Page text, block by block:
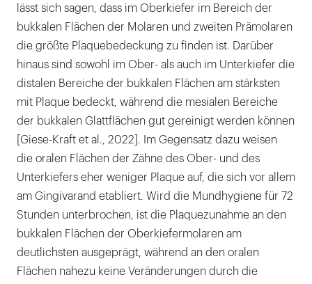
lässt sich sagen, dass im Oberkiefer im Bereich der
bukkalen Flächen der Molaren und zweiten Prämolaren
die größte Plaquebedeckung zu finden ist. Darüber
hinaus sind sowohl im Ober- als auch im Unterkiefer die
distalen Bereiche der bukkalen Flächen am stärksten
mit Plaque bedeckt, während die mesialen Bereiche
der bukkalen Glattflächen gut gereinigt werden können
[Giese-Kraft et al., 2022]. Im Gegensatz dazu weisen
die oralen Flächen der Zähne des Ober- und des
Unterkiefers eher weniger Plaque auf, die sich vor allem
am Gingivarand etabliert. Wird die Mundhygiene für 72
Stunden unterbrochen, ist die Plaquezunahme an den
bukkalen Flächen der Oberkiefermolaren am
deutlichsten ausgeprägt, während an den oralen
Flächen nahezu keine Veränderungen durch die